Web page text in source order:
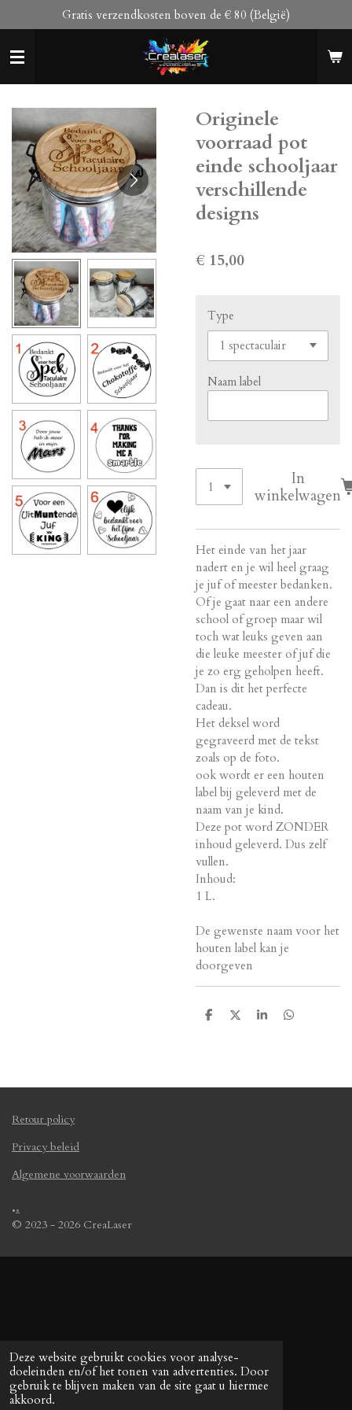
Deze website gebruikt cookies voor analyse-
doeleinden en/of het tonen van advertenties. Door
gebruik te blijven maken van de site gaat u hiermee
akkoord.
direct
naar
de
hoofdinhoud
Gratis verzendkosten boven de € 80 (België)
Originele
voorraad pot
einde schooljaar
verschillende
designs
€ 15,00
Type
Naam label
In
winkelwagen
Het einde van het jaar
nadert en je wil heel graag
je juf of meester bedanken.
Of je gaat naar een andere
school of groep maar wil
toch wat leuks geven aan
die leuke meester of juf die
je zo erg geholpen heeft.
Dan is dit het perfecte
cadeau.
Het deksel word
gegraveerd met de tekst
zoals op de foto.
ook wordt er een houten
label bij geleverd met de
naam van je kind.
Deze pot word ZONDER
inhoud geleverd. Dus zelf
vullen.
Inhoud:
1 L.
De gewenste naam voor het
houten label kan je
doorgeven
D
D
S
D
Retour policy
Privacy beleid
Algemene voorwaarden
..
© 2023 - 2026 CreaLaser